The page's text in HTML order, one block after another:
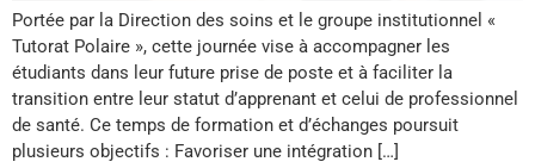
Portée par la Direction des soins et le groupe institutionnel «
Tutorat Polaire », cette journée vise à accompagner les
étudiants dans leur future prise de poste et à faciliter la
transition entre leur statut d’apprenant et celui de professionnel
de santé. Ce temps de formation et d’échanges poursuit
plusieurs objectifs : Favoriser une intégration […]